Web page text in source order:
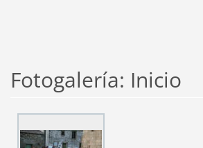
Fotogalería: Inicio